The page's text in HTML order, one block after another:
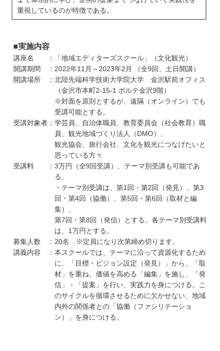
重視しているのが特徴である。
■実施内容
講座名 ：「地域エディターズスクール」（文化観光）
開講期間 ：2022年11月～2023年2月 （全9回、土日開講）
開講場所 ：北陸先端科学技術大学院大学 金沢駅前オフィス
（金沢市本町2-15-1 ポルテ金沢9階）
※対面を原則とするが、遠隔（オンライン）でも
受講可能とする。
受講対象者：学芸員、自治体職員、教育委員会（社会教育）職
員、観光地域づくり法人（DMO）、
観光協会、旅行会社、文化を観光につなげたいと
思っている方々
受講料 ：3万円（全9回受講）、テーマ別受講も可能であ
る。
・テーマ別受講は、第1回・第2回（発見）、第3
回・第4回（協働）、第5回・第6回（取材と編
集）、
第7回・第8回（発信）とする。各テーマ別受講料
は、1万円とする。
募集人数 ：20名 ※定員になり次第締め切ります。
講義内容 ：本スクールでは、テーマに沿って資源化するため
に、「目標・ビジョン設定（発見）」から、「取
材」を重ね、価値を高める「編集」を施し、「発
信」・「提案」を行い、実践力を身につける。こ
のサイクルを循環させるために欠かせない、地域
内外の関係者との「協働（ファシリテーショ
ン）」を身につける。